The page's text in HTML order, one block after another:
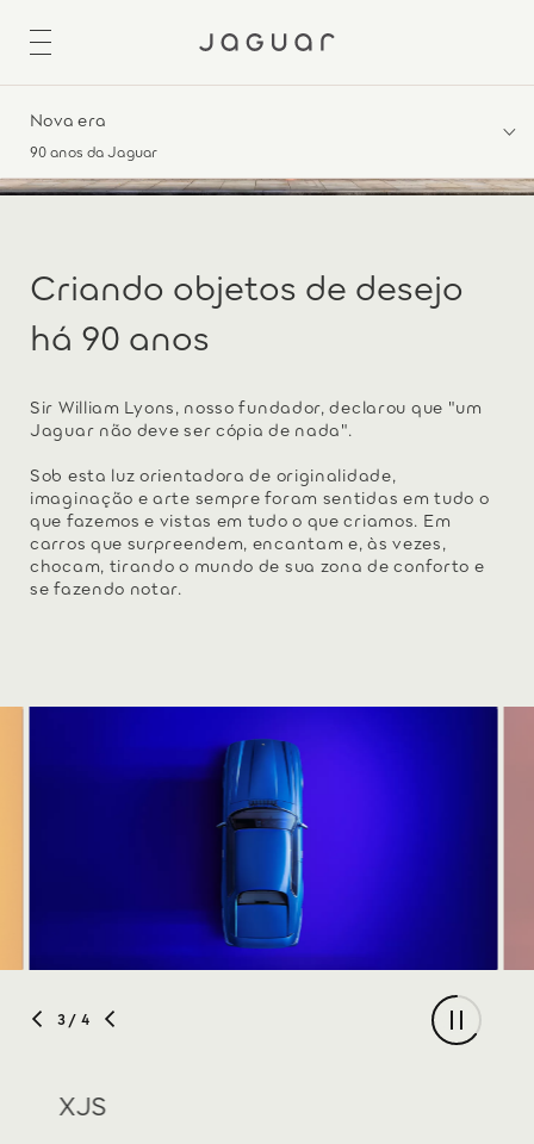
Nova era
90 anos da Jaguar
Criando objetos de desejo
há 90 anos
Sir William Lyons, nosso fundador, declarou que "um
Jaguar não deve ser cópia de nada".
Sob esta luz orientadora de originalidade,
imaginação e arte sempre foram sentidas em tudo o
que fazemos e vistas em tudo o que criamos. Em
carros que surpreendem, encantam e, às vezes,
chocam, tirando o mundo de sua zona de conforto e
se fazendo notar.
3/ 4
XJS